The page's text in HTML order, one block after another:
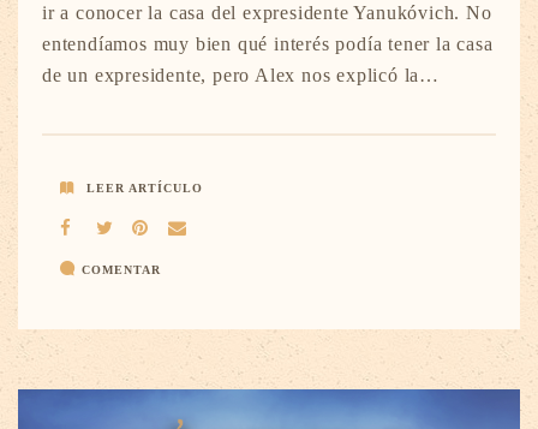
ir a conocer la casa del expresidente Yanukóvich. No
entendíamos muy bien qué interés podía tener la casa
de un expresidente, pero Alex nos explicó la…
LEER ARTÍCULO
COMENTAR